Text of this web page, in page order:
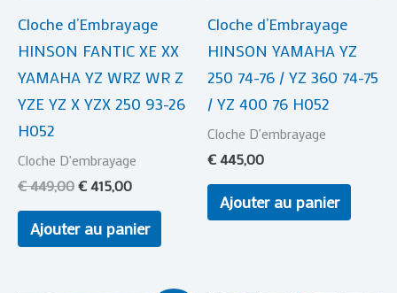
Cloche d’Embrayage
HINSON FANTIC XE XX
YAMAHA YZ WRZ WR Z
YZE YZ X YZX 250 93-26
H052
Cloche D'embrayage
€449,00€415,00
Ajouter au panier
Cloche d’Embrayage
HINSON YAMAHA YZ
250 74-76 / YZ 360 74-75
/ YZ 400 76 H052
Cloche D'embrayage
€445,00
Ajouter au panier